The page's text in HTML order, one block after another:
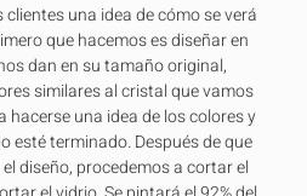
una idea de cómo se verá
que hacemos es diseñar en
dan en su tamaño original,
similares al cristal que vamos
hacerse una idea de los colores y
esté terminado. Después de que
diseño, procedemos a cortar el